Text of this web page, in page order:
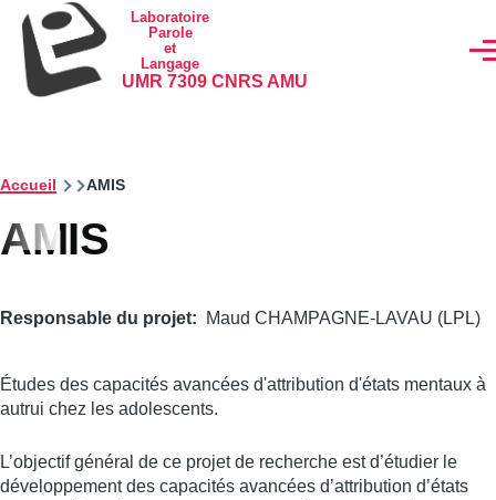
Aller au contenu principal
Laboratoire
Parole
et
Langage
UMR 7309 CNRS AMU
Accueil AMIS
AMIS
Responsable du projet Maud CHAMPAGNE-LAVAU (LPL)
Études des capacités avancées d'attribution d'états mentaux à
autrui chez les adolescents.
L’objectif général de ce projet de recherche est d’étudier le
développement des capacités avancées d’attribution d’états